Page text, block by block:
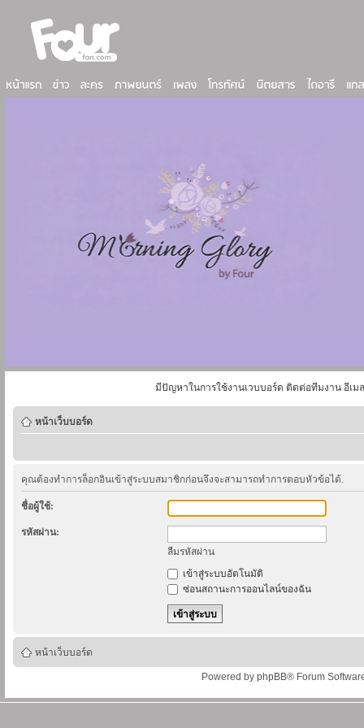
มีปัญหาในการใช้งานเวบบอร์ด ติดต่อทีมงาน อีเม
หน้าเว็บบอร์ด
คุณต้องทำการล็อกอินเข้าสู่ระบบสมาชิกก่อนจึงจะสามารถทำการตอบหัวข้อได้.
ชื่อผู้ใช้:
รหัสผ่าน:
ลืมรหัสผ่าน
เข้าสู่ระบบอัตโนมัติ
ซ่อนสถานะการออนไลน์ของฉัน
หน้าเว็บบอร์ด
Powered by phpBB® Forum